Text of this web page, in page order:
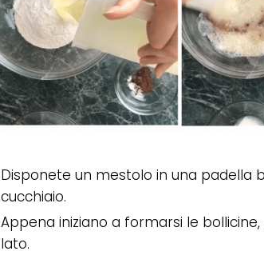
Disponete un mestolo in una padella
cucchiaio.
Appena iniziano a formarsi le
lato.